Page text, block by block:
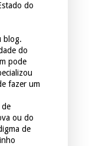
do
blog.
do
pode
fazer um
de
ou do
de